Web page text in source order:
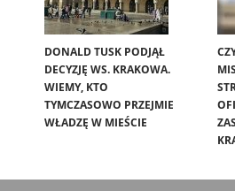
DONALD TUSK PODJĄŁ
DECYZJĘ WS. KRAKOWA.
WIEMY, KTO
TYMCZASOWO PRZEJMIE
WŁADZĘ W MIEŚCIE